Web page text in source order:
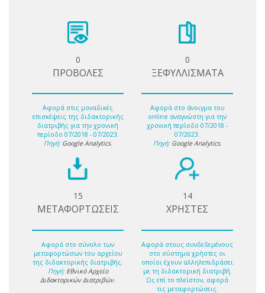
0
ΠΡΟΒΟΛΕΣ
Αφορά στις μοναδικές
επισκέψεις της διδακτορικής
διατριβής για την χρονική
περίοδο 07/2018 - 07/2023.
Πηγή: Google Analytics.
0
ΞΕΦΥΛΛΙΣΜΑΤΑ
Αφορά στο άνοιγμα του
online αναγνώστη για την
χρονική περίοδο 07/2018 -
07/2023.
Πηγή: Google Analytics.
15
ΜΕΤΑΦΟΡΤΩΣΕΙΣ
Αφορά στο σύνολο των
μεταφορτώσων του αρχείου
της διδακτορικής διατριβής.
Πηγή: Εθνικό Αρχείο
Διδακτορικών Διατριβών.
14
ΧΡΗΣΤΕΣ
Αφορά στους συνδεδεμένους
στο σύστημα χρήστες οι
οποίοι έχουν αλληλεπιδράσει
με τη διδακτορική διατριβή.
Ως επί το πλείστον, αφορά
τις μεταφορτώσεις.